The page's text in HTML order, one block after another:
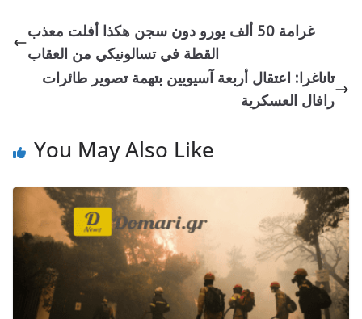
غرامة 50 ألف يورو دون سجن هكذا أفلت معذب
القطة في تسالونيكي من العقاب
تاناغرا: اعتقال أربعة آسيويين بتهمة تصوير طائرات
رافال العسكرية
You May Also Like